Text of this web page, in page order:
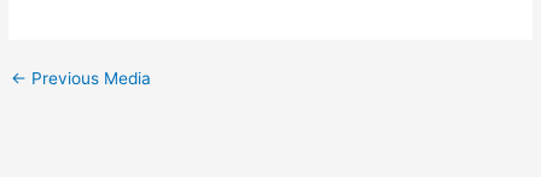
← Previous Media